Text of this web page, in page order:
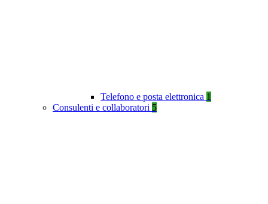
Telefono e posta elettronica 1
Consulenti e collaboratori 5